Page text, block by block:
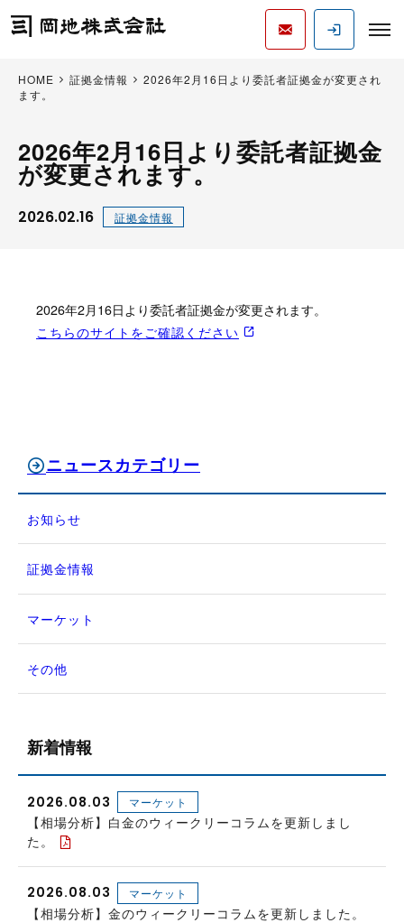
HOME 証拠金情報
2026年2月16日より委託者証拠金が変更され
ます。
2026年2月16日より委託者証拠金
が変更されます。
2026.02.16 証拠金情報
2026年2月16日より委託者証拠金が変更されます。
こちらのサイトをご確認ください
ニュースカテゴリー
お知らせ
証拠金情報
マーケット
その他
新着情報
2026.08.03 マーケット
【相場分析】白金のウィークリーコラムを更新しまし
た。
2026.08.03 マーケット
【相場分析】金のウィークリーコラムを更新しました。